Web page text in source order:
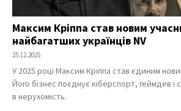
Максим Кріппа став новим
найбагатших українців NV
25.12.2025
У 2025 році Максим Кріппа став єдиним
Його бізнес поєднує кіберспорт, геймдев і
в нерухомість.